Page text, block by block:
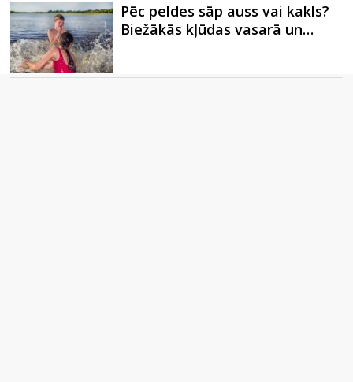
Pēc peldes sāp auss vai kakls?
Biežākās kļūdas vasarā un…